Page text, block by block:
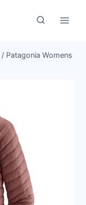
/ Patagonia Womens